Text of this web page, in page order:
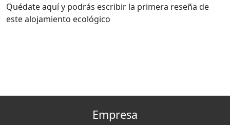
Quédate aquí y podrás escribir la primera reseña de
este alojamiento ecológico
Empresa